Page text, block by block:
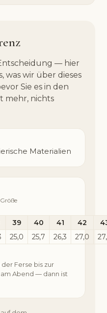
— hier
was wir über dieses
Sie es in den
mehr, nichts
Materialien
39 40 41 42
25,0 25,7 26,3 27,0
Ferse bis zur
Abend — dann ist